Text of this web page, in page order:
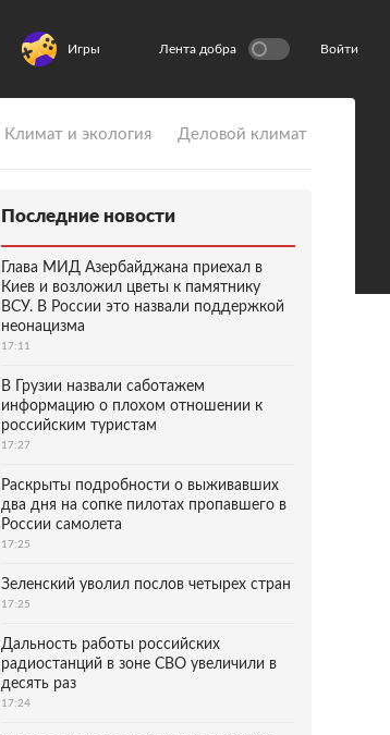
Игры Лента добра Войти
Климат и экология Деловой климат
Последние новости
Глава МИД Азербайджана приехал в
Киев и возложил цветы к памятнику
ВСУ. В России это назвали поддержкой
неонацизма
17:11
В Грузии назвали саботажем
информацию о плохом отношении к
российским туристам
17:27
Раскрыты подробности о выживавших
два дня на сопке пилотах пропавшего в
России самолета
17:25
Зеленский уволил послов четырех стран
17:25
Дальность работы российских
радиостанций в зоне СВО увеличили в
десять раз
17:24